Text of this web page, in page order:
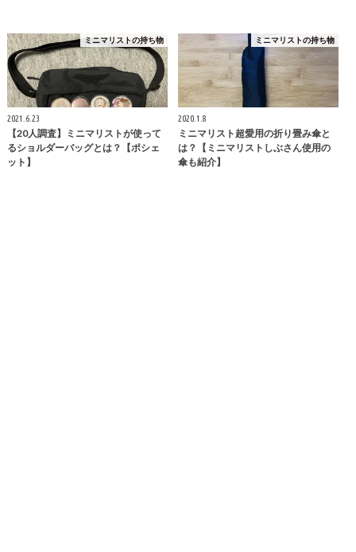
ミニマリストの持ち物
2021.6.23
【20人調査】ミニマリストが使って
るショルダーバッグとは？【ポシェ
ット】
ミニマリストの持ち物
2020.1.8
ミニマリスト超愛用の折り畳み傘と
は？【ミニマリストしぶさん使用の
傘も紹介】